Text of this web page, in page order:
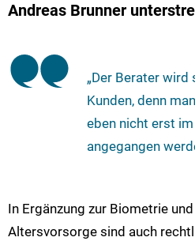
Andreas Brunner
„Der Berater wird
Kunden, denn
eben nicht erst
angegangen
In Ergänzung zur Biometrie
Altersvorsorge sind auch